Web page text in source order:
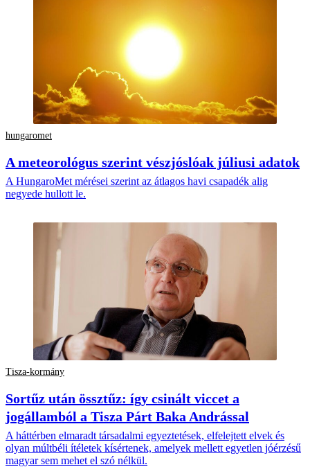
hungaromet
A meteorológus szerint vészjóslóak júliusi adatok
A HungaroMet mérései szerint az átlagos havi csapadék alig
negyede hullott le.
Tisza-kormány
Sortűz után össztűz: így csinált viccet a
jogállamból a Tisza Párt Baka Andrással
A háttérben elmaradt társadalmi egyeztetések, elfelejtett elvek és
olyan múltbéli ítéletek kísértenek, amelyek mellett egyetlen jóérzésű
magyar sem mehet el szó nélkül.